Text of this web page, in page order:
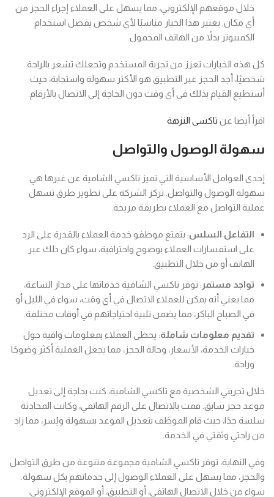
خلال موقعهم الإلكتروني، مما يسهل على العملاء إجراء الحجز من
أي مكان. يعتبر هذا الخيار مناسبًا لأي شخص يفضل استخدام
الكمبيوتر بدلاً من الهاتف المحمول.
كل هذه الخيارات تعزز من تجربة المستخدم وتجعلك تشعر بالراحة.
شخصيًا، أجد الحجز عبر التطبيق هو الأكثر سهولة واستجابة، حيث
أستطيع القيام بذلك في أي وقت دون الحاجة إلى الاتصال بالأرقام.
اقرأ أيضا عن تاكسى النزهة
سهولة الوصول والتواصل
إحدى العوامل الأساسية التي تميز تاكسي الشامية عن غيرها هي
سهولة الوصول والتواصل. تركز الشركة على تطوير طرق تسهل
عملية التواصل مع العملاء بطريقة مريحة.
التفاعل السلس: يتمتع موظفو خدمة العملاء بالقدرة على الرد
على استفسارات العملاء بوضوح واحترافية، سواء كان ذلك عبر
الهاتف أو من خلال التطبيق.
تواجد مستمر : توفر تاكسي الشامية خدماتها على مدار الساعة،
مما يعني أنه يمكن للعملاء الاتصال في أي وقت، سواء في الليل أو
في الصباح الباكر، مما يضمن تلبية احتياجاتهم في أوقات مختلفة.
تقديم معلومات شاملة: يحظى العملاء بمعلومات وافية حول
خيارات الخدمة، الأسعار، وحالة الحجز، مما يجعل العملية أكثر وضوحًا
وراحة.
خلال تجربتي الشخصية مع تاكسي الشامية، كنت بحاجة إلى تعديل
موعد حجز سابق. قمت بالاتصال على الرقم الهاتفي، وكانت المحادثة
سلسة جدًا، حيث قام الموظف بتعديل الموعد بسهولة ويُسر، مما زاد
من راحتي وثقتي في الخدمة.
وفي النهاية، توفر تاكسي الشامية مجموعة متنوعة من طرق التواصل
والحجز، مما يسهل على العملاء الوصول إلى خدماتهم بكل سهولة.
سواء من خلال الاتصال الهاتفي، أو التطبيق، أو الموقع الإلكتروني،